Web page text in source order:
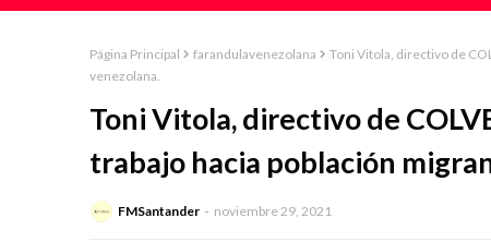
Página Principal farandulavenezolana
Toni Vitola, directivo de
venezolana.
Toni Vitola, directivo de
trabajo hacia población
FMSantander noviembre 29, 2021